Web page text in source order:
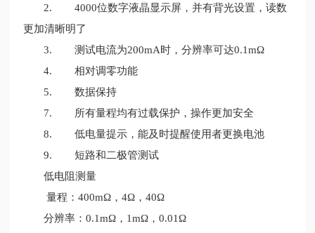
2. 4000位数字液晶显示屏，并有背光设置，读数
更加清晰明了
3. 测试电流为200mA时，分辨率可达0.1mΩ
4. 相对调零功能
5. 数据保持
7. 所有量程均有过载保护，操作更加安全
8. 低电量提示，能及时提醒使用者更换电池
9. 短路和二极管测试
低电阻测量
量程：400mΩ，4Ω，40Ω
分辨率：0.1mΩ，1mΩ，0.01Ω